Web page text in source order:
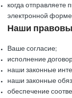
когда отправляете
электронной
Наши
Ваше согласие;
исполнение
наши законные
наши законные
обеспечение